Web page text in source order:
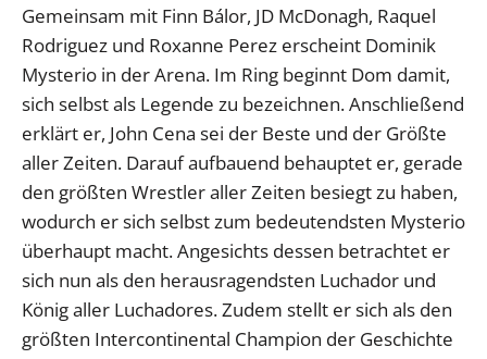
Gemeinsam mit Finn Bálor, JD McDonagh, Raquel
Rodriguez und Roxanne Perez erscheint Dominik
Mysterio in der Arena. Im Ring beginnt Dom damit,
sich selbst als Legende zu bezeichnen. Anschließend
erklärt er, John Cena sei der Beste und der Größte
aller Zeiten. Darauf aufbauend behauptet er, gerade
den größten Wrestler aller Zeiten besiegt zu haben,
wodurch er sich selbst zum bedeutendsten Mysterio
überhaupt macht. Angesichts dessen betrachtet er
sich nun als den herausragendsten Luchador und
König aller Luchadores. Zudem stellt er sich als den
größten Intercontinental Champion der Geschichte